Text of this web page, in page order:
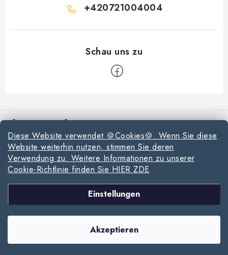
Diese Website verwendet 🍪Cookies🍪. Wenn Sie diese
Website weiterhin nutzen, stimmen Sie deren
Verwendung zu. Weitere Informationen zu unserer
Cookie-Richtlinie finden Sie HIER ZDE
Einstellungen
Akzeptieren
+420721004004
u
ß Informationen für Sie
Reklamationen und Rücksendungen
Richtlinien zur Verwendung von Cookies
Datenschutzerklärung
Allgemeinen Geschäftsbedingungen
Sitemap von Milpe.sk
Wir akzeptieren online-Zahlungen
Copyright 2026www.milpe.sk. Alle Rechte vorbehalten.Cookie-Einstellungen
ändern